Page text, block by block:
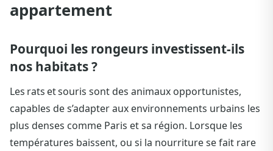
appartement
Pourquoi les rongeurs investissent-ils
nos habitats ?
Les rats et souris sont des animaux opportunistes,
capables de s’adapter aux environnements urbains les
plus denses comme Paris et sa région. Lorsque les
températures baissent, ou si la nourriture se fait rare